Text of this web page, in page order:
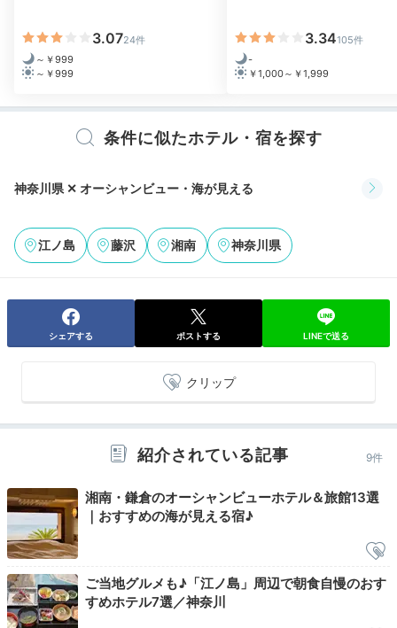
で良かったです。子どもたちも印象深かったようです。
Night
館内で歴史探訪
貴重な資料と品
将軍や大名も宿泊した鎌倉時代からある岩本楼。館内1
階には、これまでの歴史を知ることができる数々の品が
3.0724件
～￥999
～￥999
3.34105件
-
￥1,000～￥1,999
条件に似たホテル・宿を探す
神奈川県 ✕ オーシャンビュー・海が見える
江ノ島 藤沢 湘南 神奈川県
シェアする ポストする LINEで送る
クリップ
紹介されている記事 9件
湘南・鎌倉のオーシャンビューホテル＆旅館13選
｜おすすめの海が見える宿♪
ご当地グルメも♪「江ノ島」周辺で朝食自慢のおす
すめホテル7選／神奈川